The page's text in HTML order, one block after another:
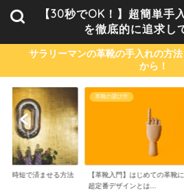
【30秒でOK！】超簡単手
を徹底的に追求し
サラリーマンの革靴の手入れの方
から！
・時短で済ませる方法
革靴の選び方
【革靴入門】はじめての革靴
超定番デザインとは...